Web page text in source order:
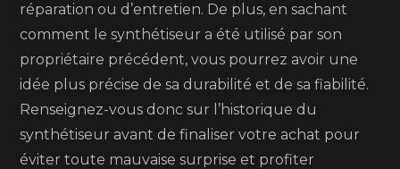
réparation ou d’entretien. De plus, en sachant
comment le synthétiseur a été utilisé par son
propriétaire précédent, vous pourrez avoir une
idée plus précise de sa durabilité et de sa fiabilité.
Renseignez-vous donc sur l’historique du
synthétiseur avant de finaliser votre achat pour
éviter toute mauvaise surprise et profiter